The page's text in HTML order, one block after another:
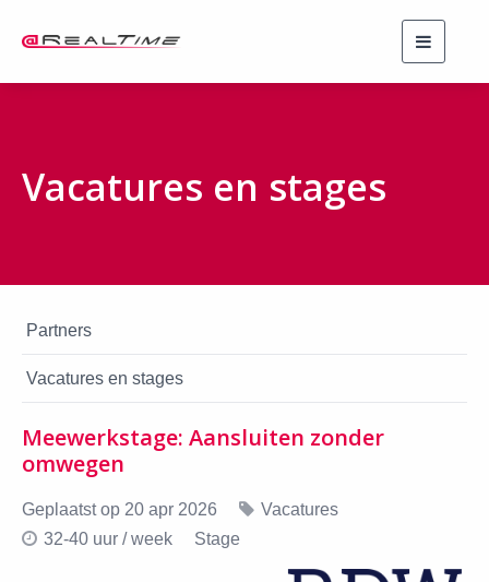
Vacatures en stages
Partners
Vacatures en stages
Meewerkstage: Aansluiten zonder
omwegen
Geplaatst op 20 apr 2026
Vacatures
32-40 uur / week
Stage